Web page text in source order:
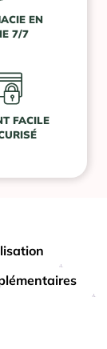
EN
7/7
FACILE